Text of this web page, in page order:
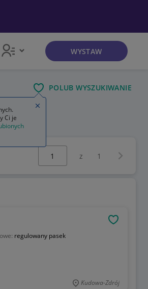
WYSTAW
POLUB WYSZUKIWANIE
Wybierz stronę:
z 1
regulowany pasek
Kudowa-Zdrój
Ci je
Zamknij wskazówkę